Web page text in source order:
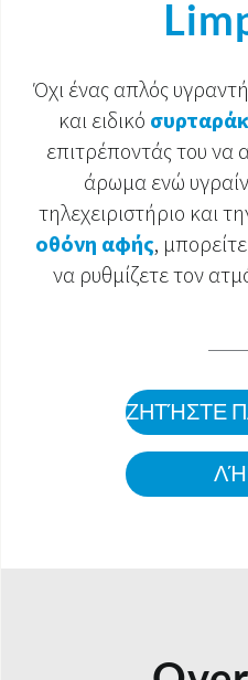
ΕΠΙΚΟΙΝΩΝΊΑ
ΚΌΣΜΟΣ OS
ΈΓΓΡΑΦΑ ΠΡΟΪΌΝΤΩΝ
Όχι ένας απλός
και ειδικό
επιτρέποντάς του να
άρωμα ενώ
τηλεχειριστήριο και
οθόνη αφής,
να ρυθμίζετε τον
ΖΗΤΉΣΤΕ